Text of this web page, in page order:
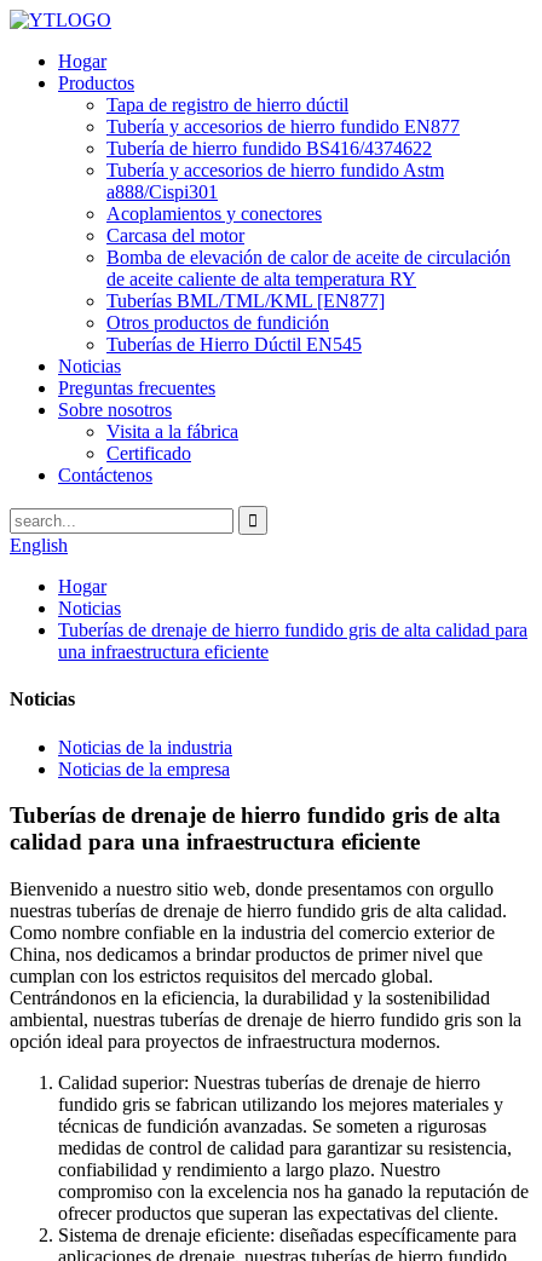
Hogar
Productos
Tapa de registro de hierro dúctil
Tubería y accesorios de hierro fundido EN877
Tubería de hierro fundido BS416/4374622
Tubería y accesorios de hierro fundido Astm
a888/Cispi301
Acoplamientos y conectores
Carcasa del motor
Bomba de elevación de calor de aceite de circulación
de aceite caliente de alta temperatura RY
Tuberías BML/TML/KML [EN877]
Otros productos de fundición
Tuberías de Hierro Dúctil EN545
Noticias
Preguntas frecuentes
Sobre nosotros
Visita a la fábrica
Certificado
Contáctenos
English
Hogar
Noticias
Tuberías de drenaje de hierro fundido gris de alta calidad para
una infraestructura eficiente
Noticias
Noticias de la industria
Noticias de la empresa
Tuberías de drenaje de hierro fundido gris de alta
calidad para una infraestructura eficiente
Bienvenido a nuestro sitio web, donde presentamos con orgullo
nuestras tuberías de drenaje de hierro fundido gris de alta calidad.
Como nombre confiable en la industria del comercio exterior de
China, nos dedicamos a brindar productos de primer nivel que
cumplan con los estrictos requisitos del mercado global.
Centrándonos en la eficiencia, la durabilidad y la sostenibilidad
ambiental, nuestras tuberías de drenaje de hierro fundido gris son la
opción ideal para proyectos de infraestructura modernos.
Calidad superior: Nuestras tuberías de drenaje de hierro
fundido gris se fabrican utilizando los mejores materiales y
técnicas de fundición avanzadas. Se someten a rigurosas
medidas de control de calidad para garantizar su resistencia,
confiabilidad y rendimiento a largo plazo. Nuestro
compromiso con la excelencia nos ha ganado la reputación de
ofrecer productos que superan las expectativas del cliente.
Sistema de drenaje eficiente: diseñadas específicamente para
aplicaciones de drenaje, nuestras tuberías de hierro fundido